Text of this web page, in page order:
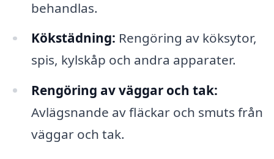
behandlas.
Kökstädning: Rengöring av köksytor,
spis, kylskåp och andra apparater.
Rengöring av väggar och tak:
Avlägsnande av fläckar och smuts från
väggar och tak.